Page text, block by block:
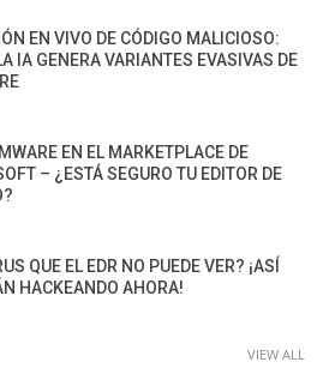
EN VIVO DE CÓDIGO MALICIOSO:
IA GENERA VARIANTES EVASIVAS DE
EN EL MARKETPLACE DE
– ¿ESTÁ SEGURO TU EDITOR DE
QUE EL EDR NO PUEDE VER? ¡ASÍ
HACKEANDO AHORA!
VIEW ALL